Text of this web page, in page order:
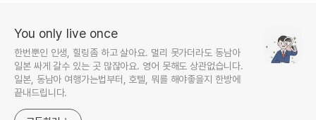
You only live once
한번뿐인 인생, 힐링좀 하고 살아요. 멀리 못가더라도 동남아
일본 싸게 갈수 있는 곳 많잖아요. 영어 못해도 상관없습니다.
일본, 동남아 여행가는법부터, 호텔, 뭐를 해야좋을지 한방에
끝내드립니다.